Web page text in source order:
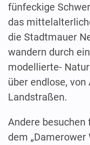
fünfeckige
das
die Stadtmauer
wandern durch
modellierte-
über endlose,
Landstraßen.
Andere
dem